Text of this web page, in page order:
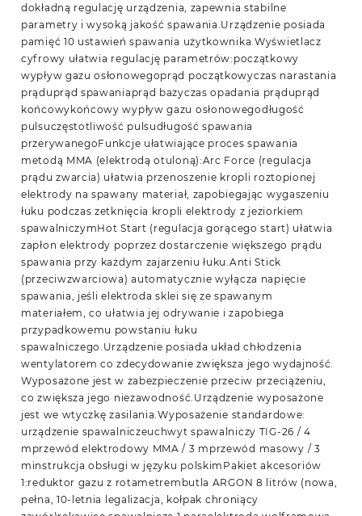
dokładną regulację urządzenia, zapewnia stabilne
parametry i wysoką jakość spawania.Urządzenie posiada
pamięć 10 ustawień spawania użytkownika.Wyświetlacz
cyfrowy ułatwia regulację parametrów:początkowy
wypływ gazu osłonowegoprąd początkowyczas narastania
prąduprąd spawaniaprąd bazyczas opadania prąduprąd
końcowykońcowy wypływ gazu osłonowegodługość
pulsuczęstotliwość pulsudługość spawania
przerywanegoFunkcje ułatwiające proces spawania
metodą MMA (elektrodą otuloną):Arc Force (regulacja
prądu zwarcia) ułatwia przenoszenie kropli roztopionej
elektrody na spawany materiał, zapobiegając wygaszeniu
łuku podczas zetknięcia kropli elektrody z jeziorkiem
spawalniczymHot Start (regulacja gorącego start) ułatwia
zapłon elektrody poprzez dostarczenie większego prądu
spawania przy każdym zajarzeniu łuku.Anti Stick
(przeciwzwarciowa) automatycznie wyłącza napięcie
spawania, jeśli elektroda sklei się ze spawanym
materiałem, co ułatwia jej odrywanie i zapobiega
przypadkowemu powstaniu łuku
spawalniczego.Urządzenie posiada układ chłodzenia
wentylatorem co zdecydowanie zwiększa jego wydajność.
Wyposażone jest w zabezpieczenie przeciw przeciążeniu,
co zwiększa jego niezawodność.Urządzenie wyposażone
jest we wtyczkę zasilania.Wyposażenie standardowe:
urządzenie spawalniczeuchwyt spawalniczy TIG-26 / 4
mprzewód elektrodowy MMA / 3 mprzewód masowy / 3
minstrukcja obsługi w języku polskimPakiet akcesoriów
1:reduktor gazu z rotametrembutla ARGON 8 litrów (nowa,
pełna, 10-letnia legalizacja, kołpak chroniący